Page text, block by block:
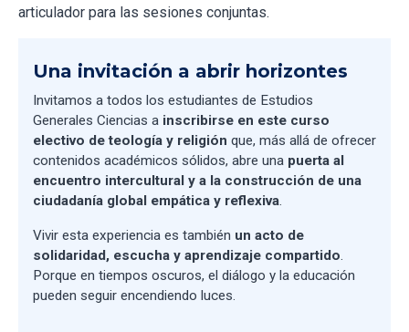
articulador para las sesiones conjuntas.
Una invitación a abrir horizontes
Invitamos a todos los estudiantes de Estudios
Generales Ciencias a inscribirse en este curso
electivo de teología y religión que, más allá de ofrecer
contenidos académicos sólidos, abre una puerta al
encuentro intercultural y a la construcción de una
ciudadanía global empática y reflexiva.
Vivir esta experiencia es también un acto de
solidaridad, escucha y aprendizaje compartido.
Porque en tiempos oscuros, el diálogo y la educación
pueden seguir encendiendo luces.